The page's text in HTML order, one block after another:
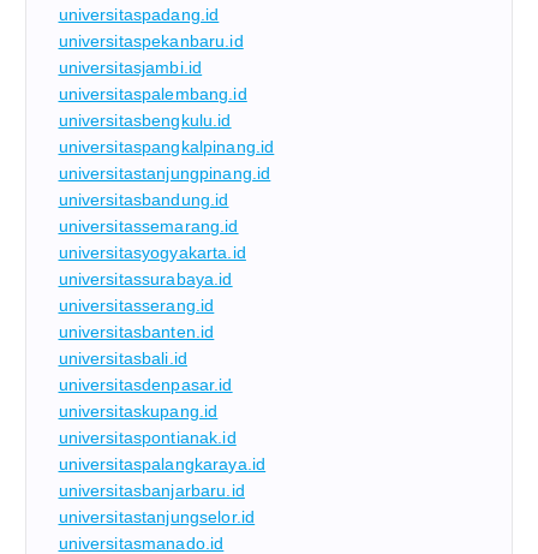
universitaspadang.id
universitaspekanbaru.id
universitasjambi.id
universitaspalembang.id
universitasbengkulu.id
universitaspangkalpinang.id
universitastanjungpinang.id
universitasbandung.id
universitassemarang.id
universitasyogyakarta.id
universitassurabaya.id
universitasserang.id
universitasbanten.id
universitasbali.id
universitasdenpasar.id
universitaskupang.id
universitaspontianak.id
universitaspalangkaraya.id
universitasbanjarbaru.id
universitastanjungselor.id
universitasmanado.id